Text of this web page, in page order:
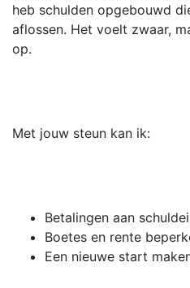
heb schulden opgebouwd
aflossen. Het voelt zwaar,
op.
Met jouw steun kan ik:
Betalingen aan
Boetes en rente
Een nieuwe start